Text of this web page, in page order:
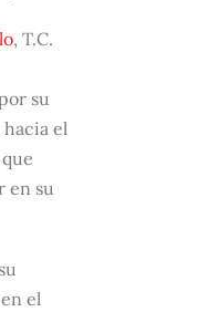
, T.C.
su
el
en su
el